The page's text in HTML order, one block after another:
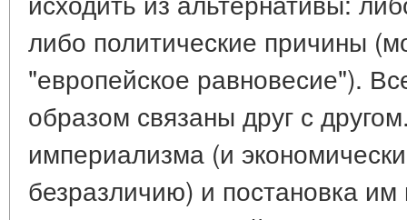
либо политические причины
"европейское равновесие").
образом связаны друг с
империализма (и
безразличию) и постановка